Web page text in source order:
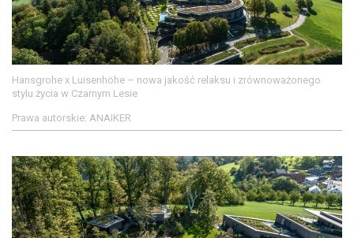
Hansgrohe x Luisenhöhe – nowa jakość relaksu i zrównoważonego
stylu życia w Czarnym Lesie
Prawa autorskie: ANAIKER